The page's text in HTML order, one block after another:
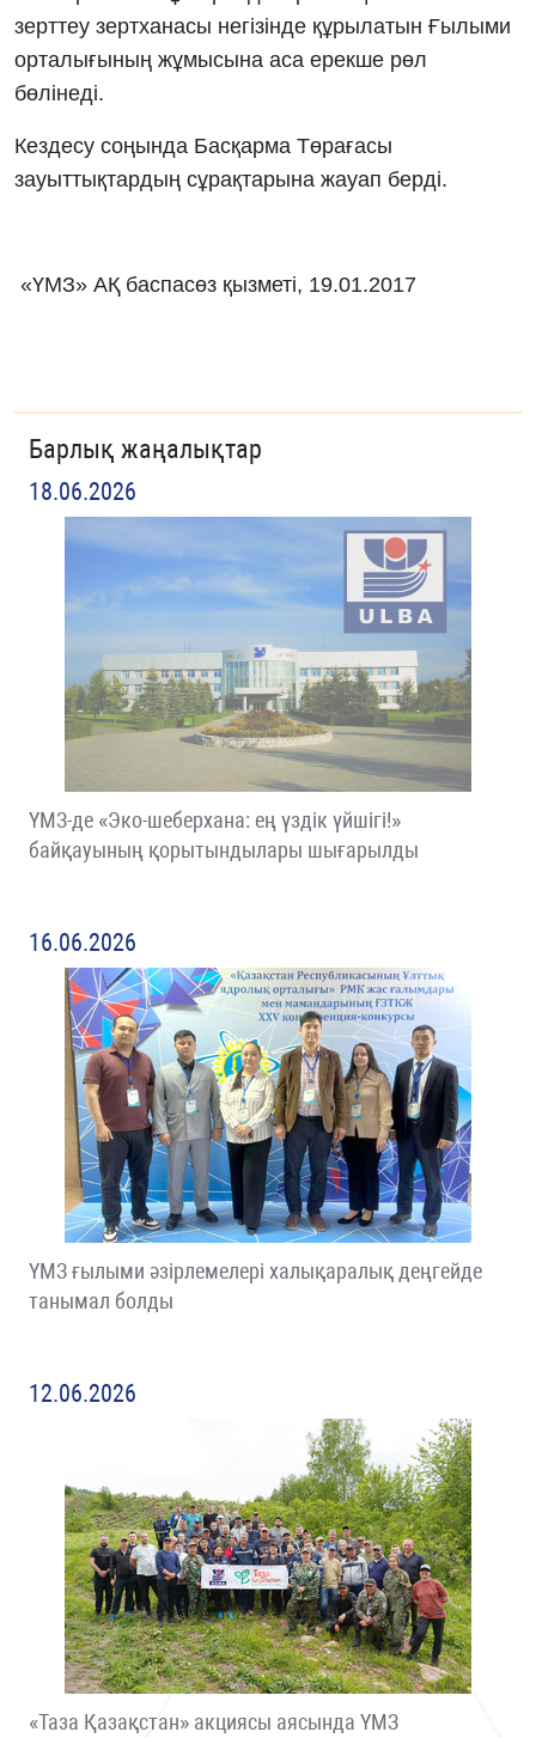
зерттеу зертханасы негізінде құрылатын Ғылыми
орталығының жұмысына аса ерекше рөл
бөлінеді.
Кездесу соңында Басқарма Төрағасы
зауыттықтардың сұрақтарына жауап берді.
«ҮМЗ» АҚ баспасөз қызметі, 19.01.2017
Барлық жаңалықтар
18.06.2026
ҮМЗ-де «Эко-шеберхана: ең үздік үйшігі!»
байқауының қорытындылары шығарылды
16.06.2026
ҮМЗ ғылыми әзірлемелері халықаралық деңгейде
танымал болды
12.06.2026
«Таза Қазақстан» акциясы аясында ҮМЗ